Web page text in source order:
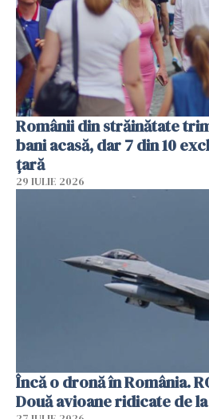
Românii din străinătate
bani acasă, dar 7 din 10
țară
29 IULIE 2026
Încă o dronă în România.
Două avioane ridicate de